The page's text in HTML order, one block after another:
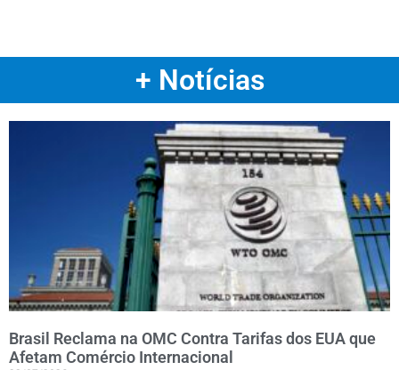
+ Notícias
Brasil Reclama na OMC Contra Tarifas dos EUA que
Afetam Comércio Internacional